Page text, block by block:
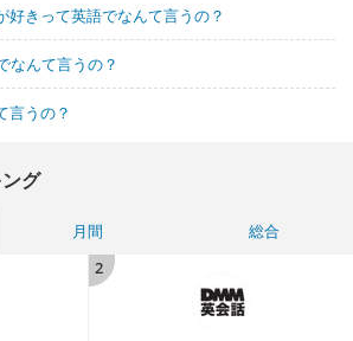
好きって英語でなんて言うの？
なんて言うの？
言うの？
グ
月間
総合
2